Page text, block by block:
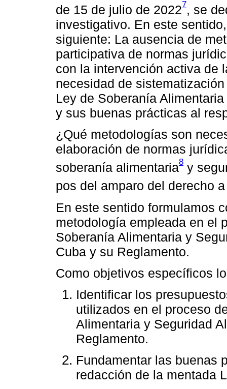
de 15 de julio de 20227, se
investigativo. En este
siguiente: La ausencia de
participativa de normas
con la intervención activa de
necesidad de
Ley de Soberanía
y sus buenas prácticas al
¿Qué metodologías son
elaboración de normas
soberanía alimentaria8 y
pos del amparo del derecho
En este sentido formulamos
metodología empleada en el
Soberanía Alimentaria y
Cuba y su Reglamento.
Como objetivos específicos
Identificar los
utilizados en el proceso
Alimentaria y Seguridad
Reglamento.
Fundamentar las buenas
redacción de la mentada